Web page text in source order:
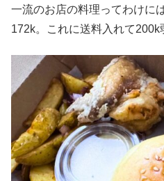
一流のお店の料理ってわけに
172k。これに送料入れて200k